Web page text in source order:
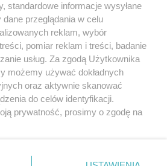
PRYWATNOŚCI HOSTING
RSS FACEBOOK KONTAKT
Nasze serwisy
Muzyka i kultura
Archiwum wydarzeń
standardowe informacje wysyłane
przeglądania w celu
reklam, wybór
pomiar reklam i treści, badanie
usług. Za zgodą Użytkownika
możemy używać dokładnych
oraz aktywnie skanować
do celów identyfikacji.
prywatność, prosimy o zgodę na